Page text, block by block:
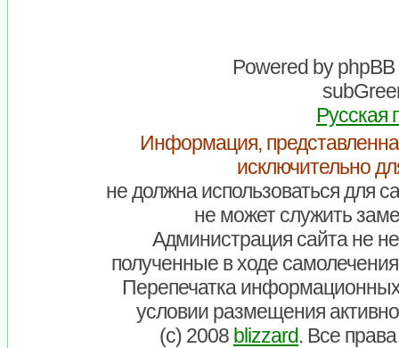
Powered byphpBB
Русская
Информация,
исключительно
не должна использоваться для
не может служить
Администрация сайта не
полученные в ходе
Перепечатка
условии размещения
(c) 2008 blizzard. Все